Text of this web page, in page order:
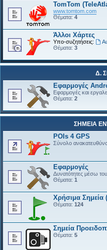
TomTom
www.tomtom.com
Θέματα: 4
Άλλοι Χάρτες
Υπο-συζητήσεις:
Θέματα: 3
Δ.
Εφαρμογές
Εφαρμογές και
Θέματα: 2
ΣΗΜΕΙΑ
POIs 4 GPS
Σύνολο
Εφαρμογές
Δυνατότητες μέσω
Θέματα: 1
Χρήσιμα Σημεία
Θέματα: 124
Σημεία
Θέματα: 5